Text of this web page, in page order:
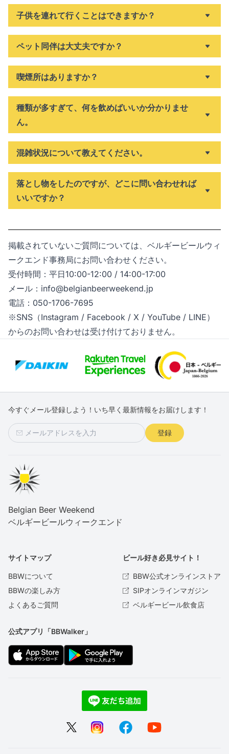
子供を連れて行くことはできますか？
ペット同伴は大丈夫ですか？
喫煙所はありますか？
種類が多すぎて、何を飲めばいいか分かりませ
ん。
混雑状況について教えてください。
落とし物をしたのですが、どこに問い合わせれば
いいですか？
掲載されていないご質問については、ベルギービールウィ
ークエンド事務局にお問い合わせください。
受付時間：平日10:00-12:00 / 14:00-17:00
メール： info@belgianbeerweekend.jp
電話：050-1706-7695
※SNS（Instagram / Facebook / X / YouTube / LINE）
からのお問い合わせは受け付けておりません。
今すぐメール登録しよう！いち早く最新情報をお届けします！
登録
Belgian Beer Weekend
ベルギービールウィークエンド
サイトマップ
BBWについて
BBWの楽しみ方
よくあるご質問
ビール好き必見サイト！
BBW公式オンラインストア
SIPオンラインマガジン
ベルギービール飲食店
公式アプリ「BBWalker」